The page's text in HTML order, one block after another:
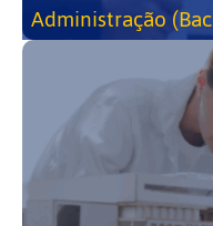
Administração